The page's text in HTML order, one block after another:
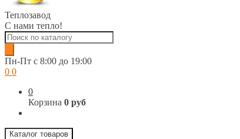
Теплозавод
С нами тепло!
Поиск
товаров
Пн-Пт c 8:00 до 19:00
0 0
0
Корзина 0 руб
Каталог товаров